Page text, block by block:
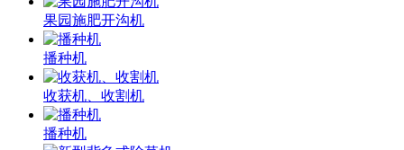
果园施肥开沟机
播种机
收获机、收割机
播种机